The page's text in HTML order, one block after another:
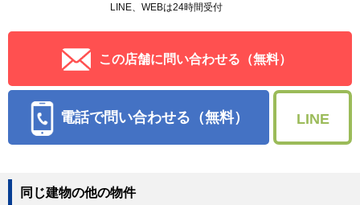
LINE、WEBは24時間受付
この店舗に問い合わせる（無料）
電話で問い合わせる（無料） LINE
同じ建物の他の物件